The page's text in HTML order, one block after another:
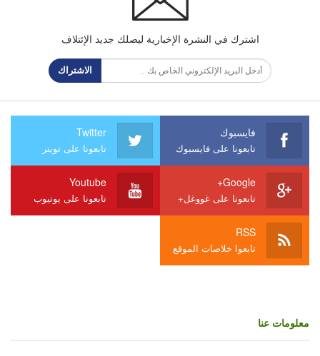
اشترك في النشرة الإخبارية ليصلك جديد الإئتلاف
الاشتراك
فايسبوك
تابعونا على فايسبوك
Twitter
تابعونا على تويتر
Google+
تابعونا على غووغل+
Youtube
تابعونا على يوتيوب
RSS
تابعوا خلاصات الموقع
معلومات عنا